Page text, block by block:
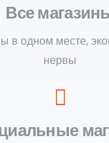
Все
в одном месте,
нервы